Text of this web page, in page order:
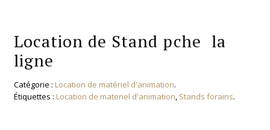
Location de Stand pche  la
ligne
Catégorie : Location de matériel d'animation.
Étiquettes : Location de materiel d'animation Stands forains.